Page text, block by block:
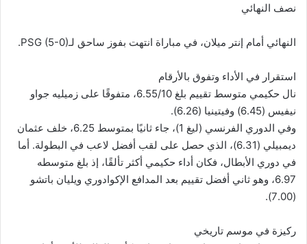
نصف النهائي
النهائي أمام إنتر ميلان، في مباراة انتهت بفوز ساحق لـPSG (5-0).
استقرار في الأداء وتفوق بالأرقام
نال حكيمي متوسط تقييم بلغ 6.55/10، متفوقًا على زميليه جواو
نيفيس (6.45) وفيتينيا (6.26).
وفي الدوري الفرنسي (ليغ 1)، جاء ثانيًا بمتوسط 6.25، خلف عثمان
ديمبيلي (6.31)، الذي حصل على لقب أفضل لاعب في البطولة. أما
في دوري الأبطال، فكان أداء حكيمي أكثر تألقًا، إذ بلغ متوسطه
6.97، وهو ثاني أفضل تقييم بعد المدافع الإكوادوري ويليان باتشو
(7.00).
ركيزة في موسم تاريخي